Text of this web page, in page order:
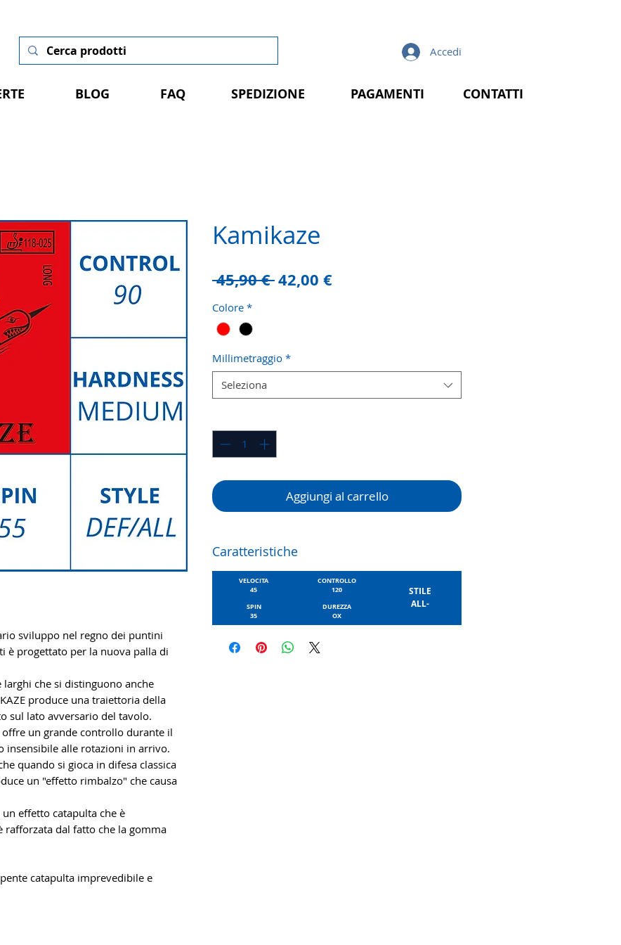
Accedi
SPEDIZIONE PAGAMENTI
FAQ
BLOG CONTATTI
sviluppo nel regno dei puntini
è progettato per la nuova palla di
che si distinguono anche
produce una traiettoria della
sul lato avversario del tavolo.
un grande controllo durante il
insensibile alle rotazioni in arrivo.
quando si gioca in difesa classica
un "effetto rimbalzo" che causa
effetto catapulta che è
rafforzata dal fatto che la gomma
catapulta imprevedibile e
Kamikaze
45,90 € Prezzo
42,00 €Prezzo
Colore *
Millimetraggio *
Seleziona
Aggiungi al carrello
Caratteristiche
VELOCITA
45
SPIN
35
CONTROLLO
120
DUREZZA
OX
STILE
ALL-